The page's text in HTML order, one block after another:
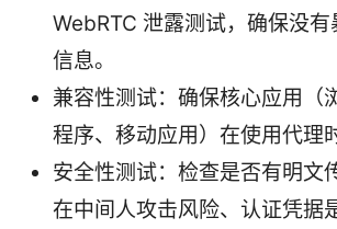
WebRTC 泄露测试，确保没
信息。
兼容性测试：确保核心应用（
程序、移动应用）在使用代理
安全性测试：检查是否有明文
在中间人攻击风险、认证凭据